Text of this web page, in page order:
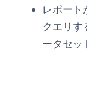
レポート
クエリす
ータセッ